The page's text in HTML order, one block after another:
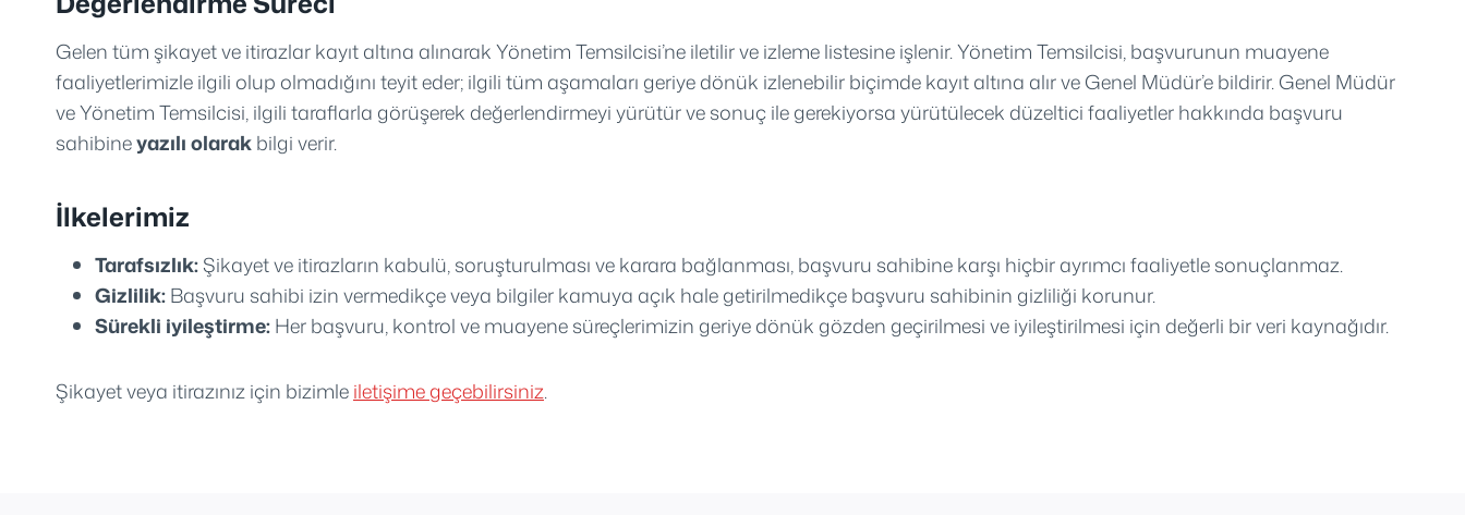
Gelen tüm şikayet ve itirazlar kayıt altına alınarak Yönetim Temsilcisi’ne iletilir ve izleme listesine işlenir. Yönetim Temsilcisi, başvurunun muayene
faaliyetlerimizle ilgili olup olmadığını teyit eder; ilgili tüm aşamaları geriye dönük izlenebilir biçimde kayıt altına alır ve Genel Müdür’e bildirir. Genel Müdür
ve Yönetim Temsilcisi, ilgili taraflarla görüşerek değerlendirmeyi yürütür ve sonuç ile gerekiyorsa yürütülecek düzeltici faaliyetler hakkında başvuru
sahibineyazılı olarakbilgi verir.
İlkelerimiz
Tarafsızlık:Şikayet ve itirazların kabulü, soruşturulması ve karara bağlanması, başvuru sahibine karşı hiçbir ayrımcı faaliyetle sonuçlanmaz.
Gizlilik:Başvuru sahibi izin vermedikçe veya bilgiler kamuya açık hale getirilmedikçe başvuru sahibinin gizliliği korunur.
Sürekli iyileştirme:Her başvuru, kontrol ve muayene süreçlerimizin geriye dönük gözden geçirilmesi ve iyileştirilmesi için değerli bir veri kaynağıdır.
Şikayet veya itirazınız için bizimleiletişime geçebilirsiniz.